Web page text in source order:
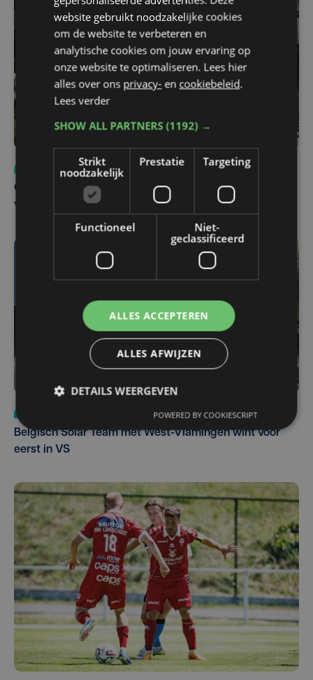
ma 3 augustus | 17:39
Champions League leeft in Oostende: lange wachtrij
voor tickets Union - Bodø/Glimt
za 1 augustus | 22:36
Belgisch Solar Team met West-Vlamingen wint voor
eerst in VS
website gebruikt noodzakelijke cookies
om de website te verbeteren en
analytische cookies om jouw ervaring op
onze website te optimaliseren. Lees hier
alles over ons privacy- en cookiebeleid.
Lees verder
SHOW ALL PARTNERS(1192) →
Strikt
noodzakelijk
Prestatie Targeting
Functioneel
Niet-
geclassificeerd
ALLES ACCEPTEREN
ALLES AFWIJZEN
DETAILS WEERGEVEN
POWERED BY COOKIESCRIPT